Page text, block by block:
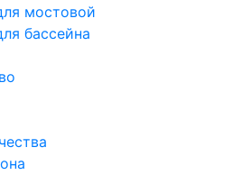
мостовой
бассейна